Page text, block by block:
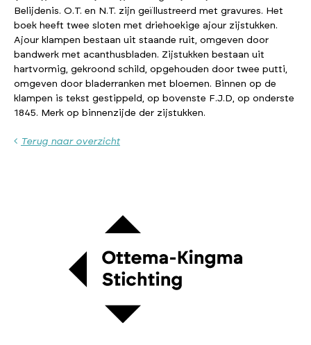
Belijdenis. O.T. en N.T. zijn geïllustreerd met gravures. Het
boek heeft twee sloten met driehoekige ajour zijstukken.
Ajour klampen bestaan uit staande ruit, omgeven door
bandwerk met acanthusbladen. Zijstukken bestaan uit
hartvormig, gekroond schild, opgehouden door twee putti,
omgeven door bladerranken met bloemen. Binnen op de
klampen is tekst gestippeld, op bovenste F.J.D, op onderste
1845. Merk op binnenzijde der zijstukken.
Terug naar overzicht